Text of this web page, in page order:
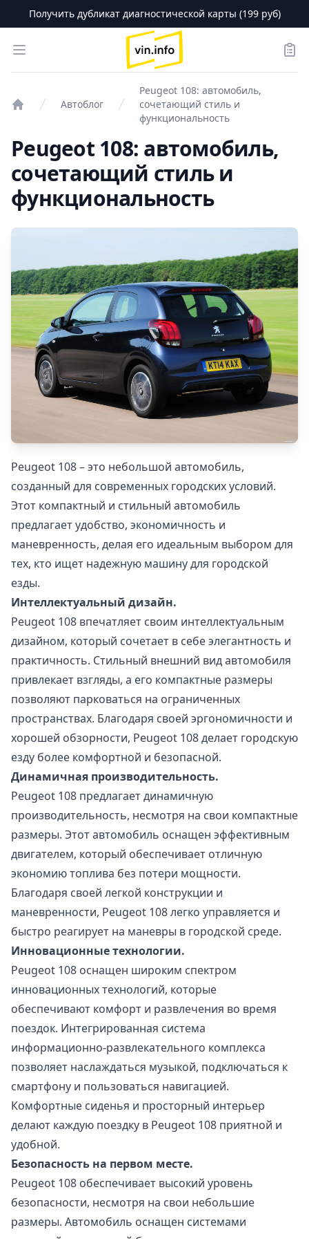
Получить дубликат диагностической карты (199 руб)
Open menu
logo
Автоблог
Peugeot 108: автомобиль,
сочетающий стиль и
функциональность
Peugeot 108: автомобиль,
сочетающий стиль и
функциональность
Peugeot 108 – это небольшой автомобиль,
созданный для современных городских условий.
Этот компактный и стильный автомобиль
предлагает удобство, экономичность и
маневренность, делая его идеальным выбором для
тех, кто ищет надежную машину для городской
езды.
Интеллектуальный дизайн.
Peugeot 108 впечатляет своим интеллектуальным
дизайном, который сочетает в себе элегантность и
практичность. Стильный внешний вид автомобиля
привлекает взгляды, а его компактные размеры
позволяют парковаться на ограниченных
пространствах. Благодаря своей эргономичности и
хорошей обзорности, Peugeot 108 делает городскую
езду более комфортной и безопасной.
Динамичная производительность.
Peugeot 108 предлагает динамичную
производительность, несмотря на свои компактные
размеры. Этот автомобиль оснащен эффективным
двигателем, который обеспечивает отличную
экономию топлива без потери мощности.
Благодаря своей легкой конструкции и
маневренности, Peugeot 108 легко управляется и
быстро реагирует на маневры в городской среде.
Инновационные технологии.
Peugeot 108 оснащен широким спектром
инновационных технологий, которые
обеспечивают комфорт и развлечения во время
поездок. Интегрированная система
информационно-развлекательного комплекса
позволяет наслаждаться музыкой, подключаться к
смартфону и пользоваться навигацией.
Комфортные сиденья и просторный интерьер
делают каждую поездку в Peugeot 108 приятной и
удобной.
Безопасность на первом месте.
Peugeot 108 обеспечивает высокий уровень
безопасности, несмотря на свои небольшие
размеры. Автомобиль оснащен системами